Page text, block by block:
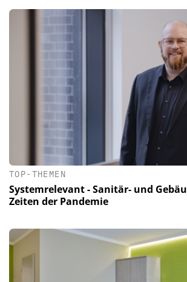
TOP-THEMEN
Systemrelevant - Sanitär- und
Zeiten der Pandemie